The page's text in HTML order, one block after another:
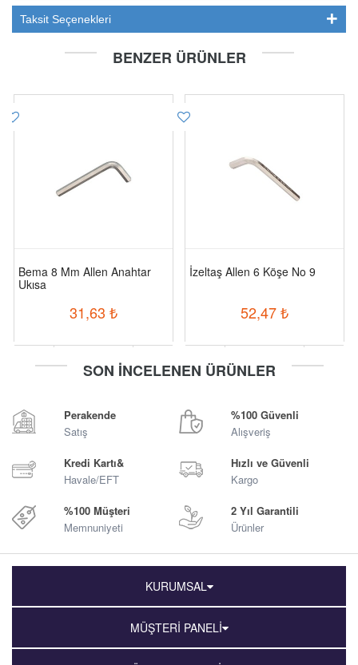
Taksit Seçenekleri
BENZER ÜRÜNLER
Bema 8 Mm Allen Anahtar
Ukısa
31,63 ₺
İzeltaş Allen 6 Köşe No 9
52,47₺
SON İNCELENEN ÜRÜNLER
Perakende
Satış
%100 Güvenli
Alışveriş
Kredi Kartı&
Havale/EFT
Hızlı ve Güvenli
Kargo
%100 Müşteri
Memnuniyeti
2 Yıl Garantili
Ürünler
KURUMSAL
MÜŞTERİ PANELİ